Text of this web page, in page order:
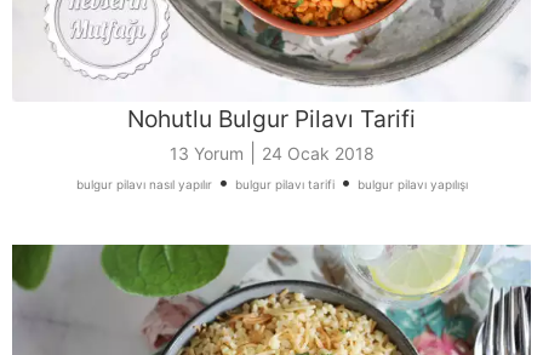
Nohutlu Bulgur Pilavı Tarifi
13 Yorum 24 Ocak 2018
bulgur pilavı nasıl yapılır• bulgur pilavı tarifi• bulgur pilavı yapılışı